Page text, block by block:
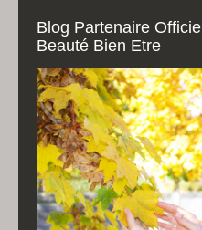
Blog Partenaire Officiel
Beauté Bien Etre